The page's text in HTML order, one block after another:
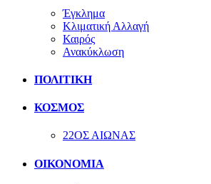
Έγκλημα
Κλιματική Αλλαγή
Καιρός
Ανακύκλωση
ΠΟΛΙΤΙΚΗ
ΚΟΣΜΟΣ
22ΟΣ ΑΙΩΝΑΣ
ΟΙΚΟΝΟΜΙΑ